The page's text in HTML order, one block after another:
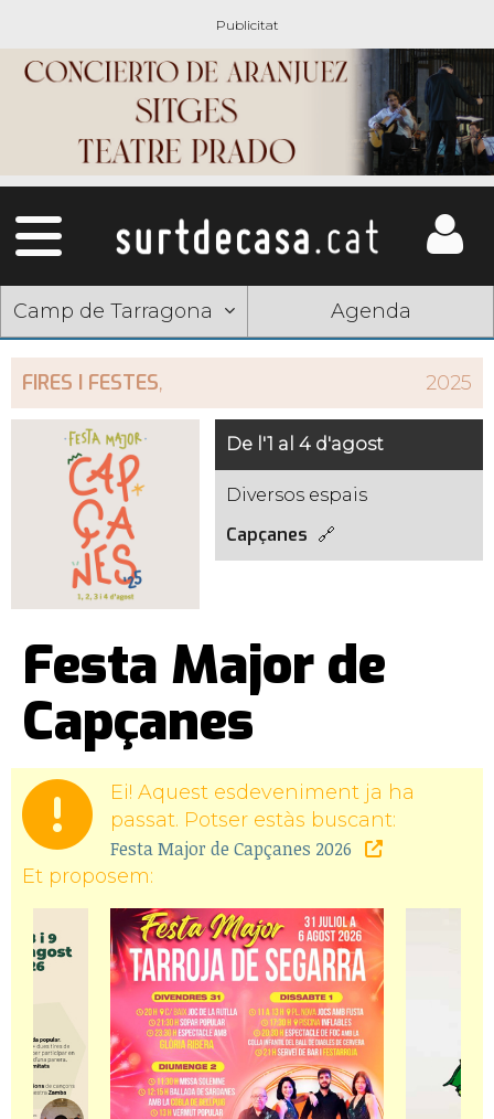
Camp de Tarragona Agenda
FIRES I FESTES, 2025
De l'1 al 4 d'agost
Diversos espais
Capçanes
Festa Major de
Capçanes
Ei! Aquest esdeveniment ja ha
passat. Potser estàs buscant:
Festa Major de Capçanes 2026
Et proposem: